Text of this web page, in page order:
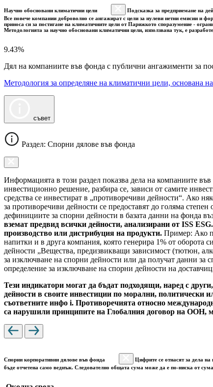
Научно обосновани климатични цели
Подсказка за предприемане на
Все повече компании доброволно се ангажират с цели за нулеви нетни емисии и
приноса си за постигане на климатичните цели от Парижкото споразумение -
Методологията за научно обосновани климатични цели, използвана тук, е
9.43%
Дял на компаниите във фонда с публични ангажименти за
Методология за определяне на климатични цели, основана на
съвет
Раздел: Спорни дялове във фонда
Информацията в този раздел показва дела на компаниите
инвестиционно решение, разбира се, зависи от самите
средства се инвестират в „противоречиви дейности“. Ако
за противоречиви дейности се предоставят до голяма
дефинициите за спорни дейности в базата данни на фонда
вземат предвид всички дейности, анализирани от ISS
производство или дистрибуция на продукти. Пример: Ако
напитки и в друга компания, която генерира 1% от оборота
дейности „Вещества, предизвикващи зависимост (тютюн,
за изключване на спорни дейности или да получат данни за
определение за изключване на спорни дейности на
Тези индикатори могат да бъдат подходящи, наред с
дейности в своите инвестиции по морални, политически
съответните инфо i. Противоречията относно
са нарушили принципите на Глобалния договор на ООН,
Спорни корпоративни дялове във фонда
Цифрите се отнасят за дела
бъде отчетена само веднъж. Следователно общата сума може да е по-ниска от